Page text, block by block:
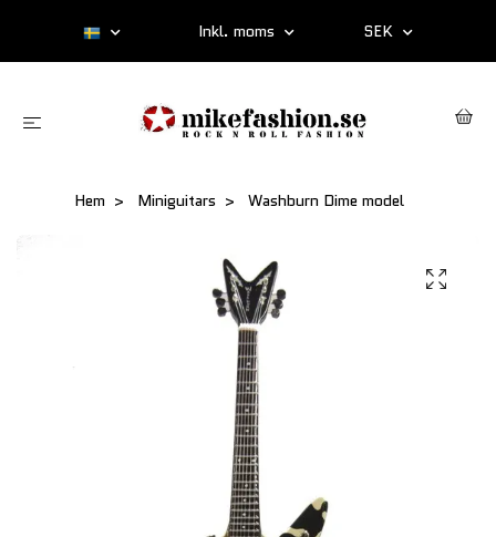
Inkl. moms SEK
Hem Miniguitars Washburn Dime model